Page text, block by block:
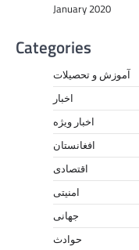
January 2020
Categories
آموزش و تحصیلات
اخبار
اخبار ویژه
افغانستان
اقتصادی
امنیتی
جهانی
حوادث